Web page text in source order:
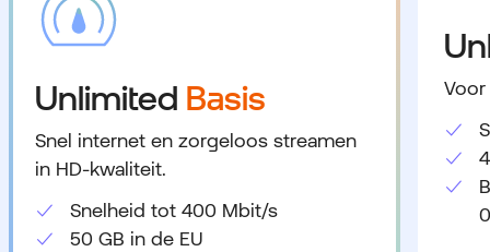
Unlimited Basis
Snel internet en zorgeloos streamen
in HD-kwaliteit.
Snelheid tot 400 Mbit/s
50 GB in de EU